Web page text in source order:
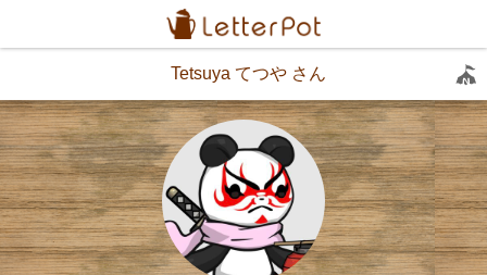
Tetsuya てつや さん